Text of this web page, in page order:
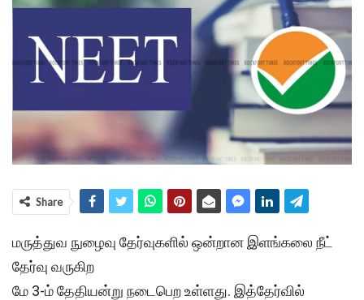
Share
மருத்துவ நுழைவு தேர்வுகளில் ஒன்றான இளங்கலை நீட்
தேர்வு வருகிற
மே 3-ம் தேதியன்று நடைபெற உள்ளது. இத்தேர்வில்